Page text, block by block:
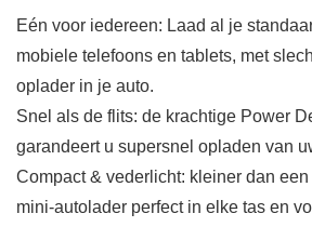
Eén voor iedereen: Laad al je
mobiele telefoons en tablets, met
oplader in je auto.
Snel als de flits: de krachtige Power
garandeert u supersnel opladen van
Compact & vederlicht: kleiner dan
mini-autolader perfect in elke tas en